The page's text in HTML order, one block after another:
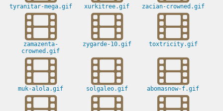
tyranitar-mega.gif xurkitree.gif zacian-crowned.gif
zamazenta-
crowned.gif
zygarde-10.gif toxtricity.gif
muk-alola.gif solgaleo.gif abomasnow-f.gif